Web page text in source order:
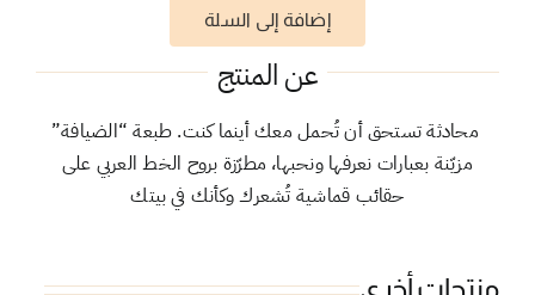
باج
الضيافة
العربية
إضافة إلى السلة
عن المنتج
محادثة تستحق أن تُحمل معك أينما كنت. طبعة “الضيافة”
مزيّنة بعبارات نعرفها ونحبها، مطرّزة بروح الخط العربي على
حقائب قماشية تُشعرك وكأنك في بيتك
منتجات أخرى